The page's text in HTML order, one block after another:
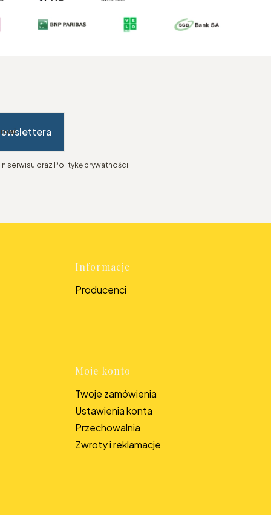
serwisu oraz Politykę prywatności.
Informacje
Producenci
Moje konto
Twoje zamówienia
Ustawienia konta
Przechowalnia
Zwroty i reklamacje